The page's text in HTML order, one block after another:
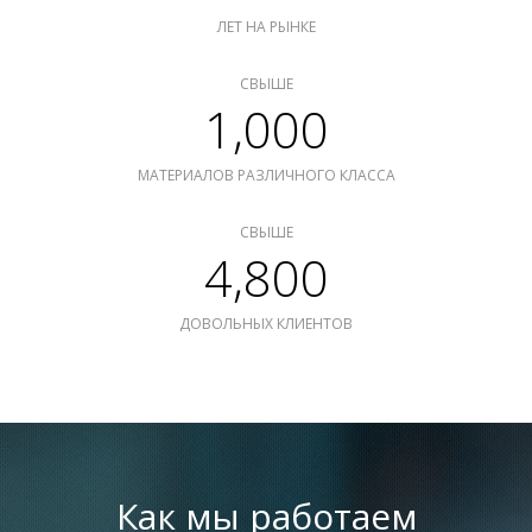
ЛЕТ НА РЫНКЕ
СВЫШЕ
1,000
МАТЕРИАЛОВ РАЗЛИЧНОГО КЛАССА
СВЫШЕ
4,800
ДОВОЛЬНЫХ КЛИЕНТОВ
Как мы работаем